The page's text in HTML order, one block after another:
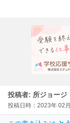
投稿者: 所ジョージ
投稿日時：2023年 02